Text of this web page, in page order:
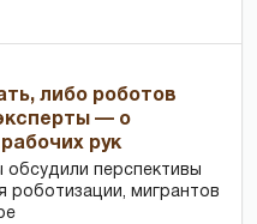
либо роботов
— о
рук
обсудили перспективы
роботизации, мигрантов